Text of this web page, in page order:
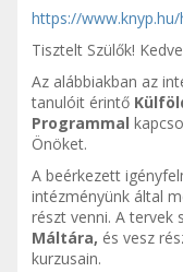
https://www.knyp.hu/
Tisztelt Szülők!
Az alábbiakban az
tanulóit érintő
Programmal
Önöket.
A beérkezett
intézményünk által
részt venni. A tervek
Máltára, és vesz
kurzusain.